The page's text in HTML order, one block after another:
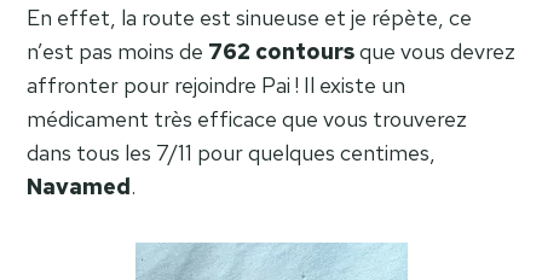
En effet, la route est sinueuse et je répète, ce
n’est pas moins de 762 contoursque vous devrez
affronter pour rejoindre Pai ! Il existe un
médicament très efficace que vous trouverez
dans tous les 7/11 pour quelques centimes,
Navamed.